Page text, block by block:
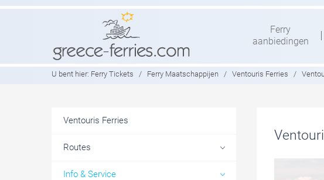
Ferry
aanbiedingen
U bent hier: Ferry Tickets / Ferry Maatschappijen / Ventouris Ferries /
Ventouris Ferries
Routes
Info & Service